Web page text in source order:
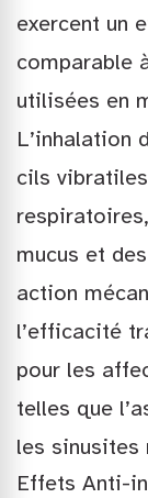
exercent un
comparable
utilisées en
L’inhalation
cils
mucus et
action
l’efficacité
pour les
telles que
les sinusites
Effets Anti-